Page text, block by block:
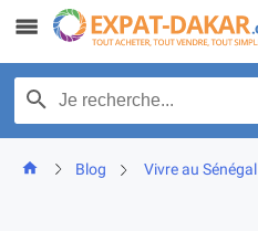
content
Recherche par texte
Blog Vivre au Sénégal